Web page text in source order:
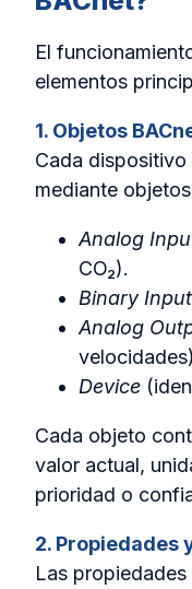
El
elementos
1. Objetos
Cada
mediante
Analog
CO₂).
Binary Input
Analog
Device
Cada objeto
valor actual,
prioridad o
2. Propiedades
Las